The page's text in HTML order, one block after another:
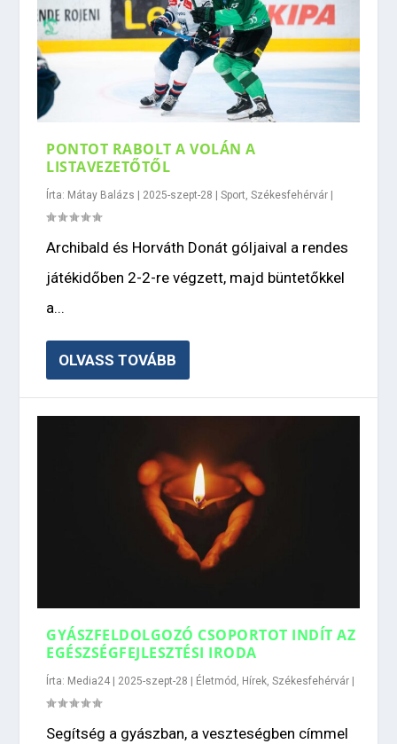
PONTOT RABOLT A VOLÁN A
LISTAVEZETŐTŐL
Írta: Mátay Balázs | 2025-szept-28 |Sport ,Székesfehérvár |
Archibald és Horváth Donát góljaival a rendes
játékidőben 2-2-re végzett, majd büntetőkkel
a...
OLVASS TOVÁBB
GYÁSZFELDOLGOZÓ CSOPORTOT INDÍT AZ
EGÉSZSÉGFEJLESZTÉSI IRODA
Írta: Media24 2025-szept-28 Életmód , Hírek,Székesfehérvár
Segítség a gyászban, a veszteségben címmel